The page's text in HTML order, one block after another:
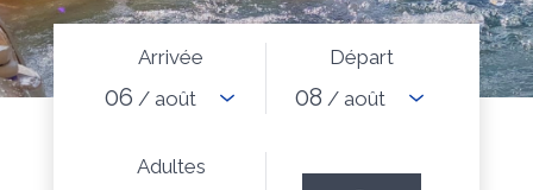
Arrivée
06 / août
Départ
08 / août
Adultes